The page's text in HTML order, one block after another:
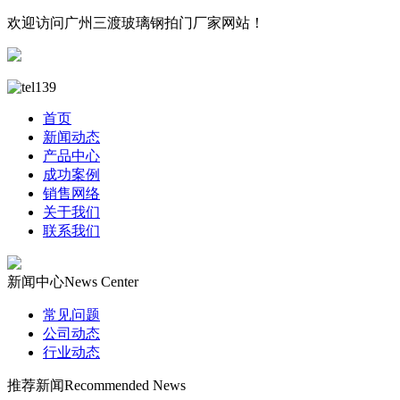
欢迎访问广州三渡玻璃钢拍门厂家网站！
首页
新闻动态
产品中心
成功案例
销售网络
关于我们
联系我们
新闻中心News Center
常见问题
公司动态
行业动态
推荐新闻Recommended News